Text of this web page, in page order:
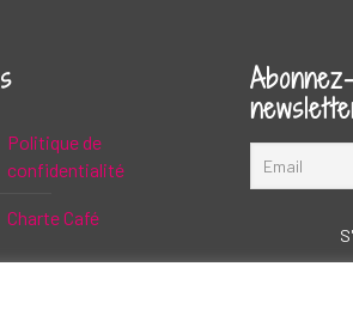
Politique de
confidentialité
Charte Café